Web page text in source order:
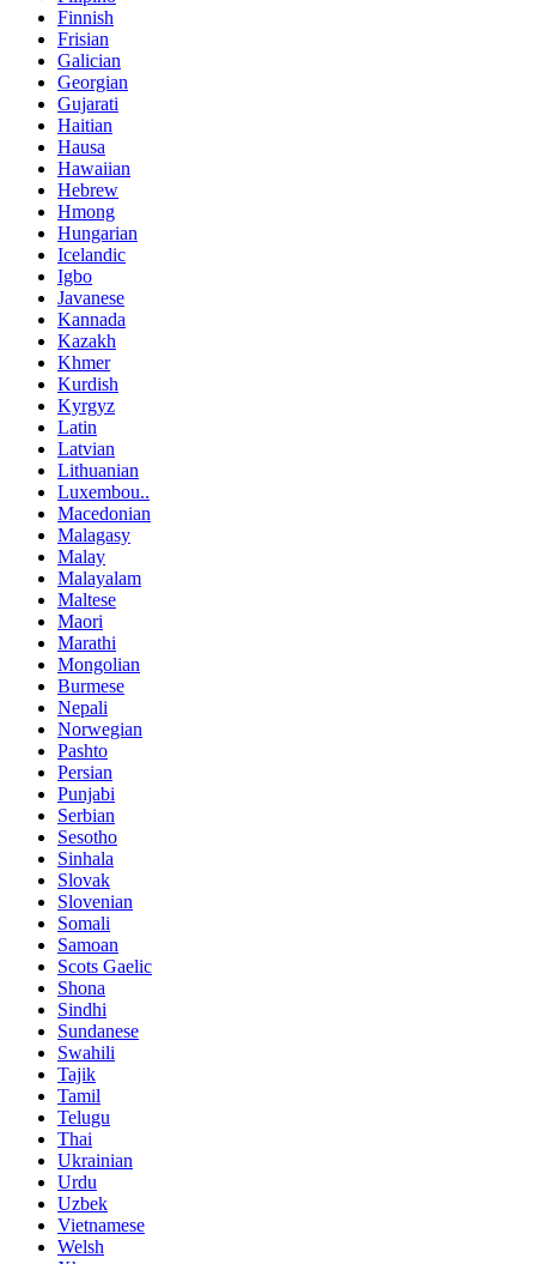
Finnish
Frisian
Galician
Georgian
Gujarati
Haitian
Hausa
Hawaiian
Hebrew
Hmong
Hungarian
Icelandic
Igbo
Javanese
Kannada
Kazakh
Khmer
Kurdish
Kyrgyz
Latin
Latvian
Lithuanian
Luxembou..
Macedonian
Malagasy
Malay
Malayalam
Maltese
Maori
Marathi
Mongolian
Burmese
Nepali
Norwegian
Pashto
Persian
Punjabi
Serbian
Sesotho
Sinhala
Slovak
Slovenian
Somali
Samoan
Scots Gaelic
Shona
Sindhi
Sundanese
Swahili
Tajik
Tamil
Telugu
Thai
Ukrainian
Urdu
Uzbek
Vietnamese
Welsh